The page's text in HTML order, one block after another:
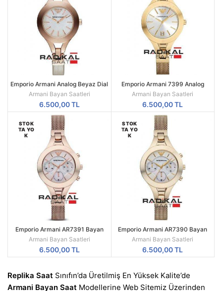
Emporio Armani Analog Beyaz Dial
Bayan Saati
Armani Bayan Saatleri
6.500,00TL
Emporio Armani 7399 Analog
Bayan Saati
Armani Bayan Saatleri
6.500,00TL
STOK
TA YO
K
Emporio Armani AR7391 Bayan
Kol Saati
Armani Bayan Saatleri
6.500,00TL
STOK
TA YO
K
Emporio Armani AR7390 Bayan
Kol Saati
Armani Bayan Saatleri
6.500,00TL
Replika Saat Sınıfın’da Üretilmiş En Yüksek Kalite’de
Armani Bayan Saat Modellerine Web Sitemiz Üzerinden